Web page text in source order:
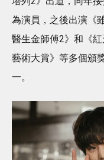
為演員，之後出演《
醫生金師傅2》和《
藝術大賞》等多個頒
一。